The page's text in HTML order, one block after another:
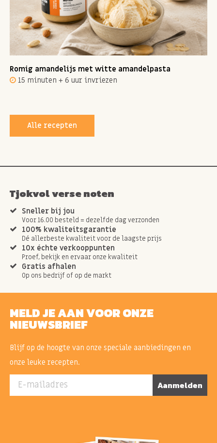
Romig amandelijs met witte amandelpasta
15 minuten + 6 uur invriezen
Alle recepten
Tjokvol verse noten
Sneller bij jou
Voor 16.00 besteld = dezelfde dag verzonden
100% kwaliteitsgarantie
Dé allerbeste kwaliteit voor de laagste prijs
10x échte verkooppunten
Proef, bekijk en ervaar onze kwaliteit
Gratis afhalen
Op ons bedrijf of op de markt
MELD JE AAN VOOR ONZE
NIEUWSBRIEF
Blijf op de hoogte van onze speciale aanbiedingen en
onze leuke recepten.
E-mailadres Aanmelden